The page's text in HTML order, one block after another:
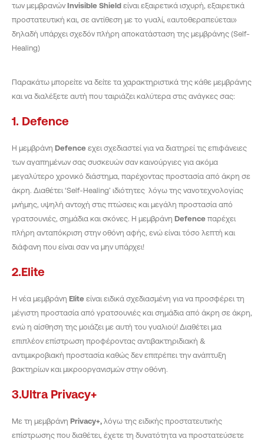
των μεμβρανών Invisible Shield είναι εξαιρετικά ισχυρή, εξαιρετικά
προστατευτική και, σε αντίθεση με το γυαλί, «αυτοθεραπεύεται»
δηλαδή υπάρχει σχεδόν πλήρη αποκατάσταση της μεμβράνης (Self-
Healing)
Παρακάτω μπορείτε να δείτε τα χαρακτηριστικά της κάθε μεμβράνης
και να διαλέξετε αυτή που ταιριάζει καλύτερα στις ανάγκες σας:
1. Defence
Η μεμβράνη Defence εχει σχεδιαστεί για να διατηρεί τις επιφάνειες
των αγαπημένων σας συσκευών σαν καινούργιες για ακόμα
μεγαλύτερο χρονικό διάστημα, παρέχοντας προστασία από άκρη σε
άκρη. Διαθέτει ‘Self-Healing’ ιδιότητες λόγω της νανοτεχνολογίας
μνήμης, υψηλή αντοχή στις πτώσεις και μεγάλη προστασία από
γρατσουνιές, σημάδια και σκόνες. Η μεμβράνη Defence παρέχει
πλήρη ανταπόκριση στην οθόνη αφής, ενώ είναι τόσο λεπτή και
διάφανη που είναι σαν να μην υπάρχει!
2.Elite
Η νέα μεμβράνη Elite είναι ειδικά σχεδιασμένη για να προσφέρει τη
μέγιστη προστασία από γρατσουνιές και σημάδια από άκρη σε άκρη,
ενώ η αίσθηση της μοιάζει με αυτή του γυαλιού! Διαθέτει μια
επιπλέον επίστρωση προφέροντας αντιβακτηριδιακή &
αντιμικροβιακή προστασία καθώς δεν επιτρέπει την ανάπτυξη
βακτηρίων και μικροοργανισμών στην οθόνη.
3.Ultra Privacy+
Με τη μεμβράνη Privacy+, λόγω της ειδικής προστατευτικής
επίστρωσης που διαθέτει, έχετε τη δυνατότητα να προστατεύσετε